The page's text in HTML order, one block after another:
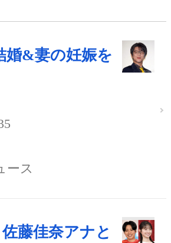
婚&妻の妊娠を
ース
藤佳奈アナと